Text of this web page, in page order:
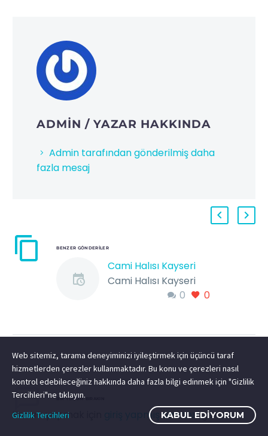
ADMIN / YAZAR HAKKINDA
Admin tarafından gönderilmiş daha
fazla mesaj
BENZER GÖNDERILER
Cami Halısı Kayseri
Cami Halısı Kayseri
Türkiye’nin En Büyük
yün ve akrilik cami
halısı Cami Halısı
Kayseri…
0 0
BIR YORUM BIRAKIN
Yorum yapmak için giriş yapmış olmanızgerekir.
Web sitemiz, tarama deneyiminizi iyileştirmek için üçüncü taraf
hizmetlerden çerezler kullanmaktadır. Bu konu ve çerezleri nasıl
kontrol edebileceğiniz hakkında daha fazla bilgi edinmek için "Gizlilik
Tercihleri"ne tıklayın.
Gizlilik Tercihleri
KABUL EDIYORUM